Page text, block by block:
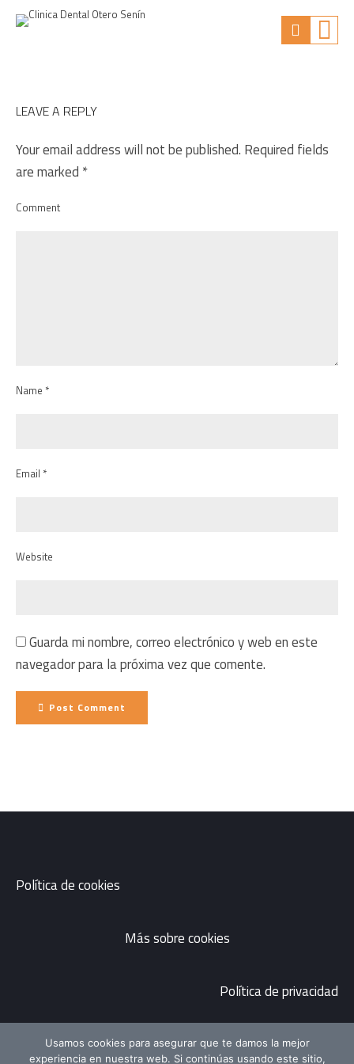
LEAVE A REPLY
Your email address will not be published. Required fields
are marked *
Comment
Name *
Email *
Website
Guarda mi nombre, correo electrónico y web en este
navegador para la próxima vez que comente.
Post Comment
Política de cookies
Más sobre cookies
Política de privacidad
Usamos cookies para asegurar que te damos la mejor
experiencia en nuestra web. Si continúas usando este sitio,